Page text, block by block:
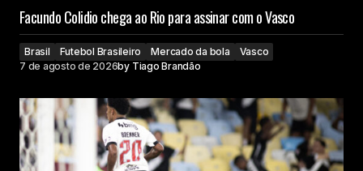
Facundo Colidio chega ao Rio para assinar com o Vasco
Brasil Futebol Brasileiro Mercado da bola
Vasco
7 de agosto de 2026by Tiago Brandão